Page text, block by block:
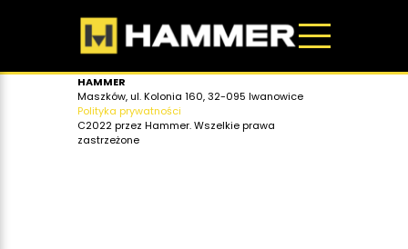
HAMMER
Maszków, ul. Kolonia 160, 32-095 Iwanowice
Polityka prywatności
C2022 przez Hammer. Wszelkie prawa
zastrzeżone